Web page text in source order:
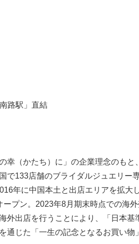
路駅」直結
幸（かたち）に」の企業理念のもと
で133店舗のブライダルジュエリー
年に中国本土と出店エリアを拡大
プン。2023年8月期末時点での海
外出店を行うことにより、「日本基
通じた「一生の記念となるお買い物